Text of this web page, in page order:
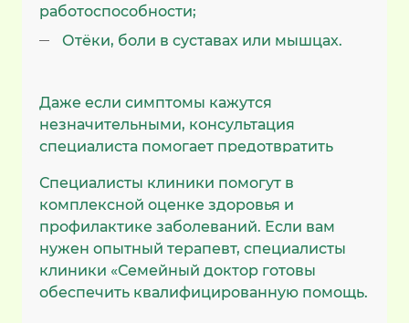
работоспособности;
Отёки, боли в суставах или мышцах.
Даже если симптомы кажутся
незначительными, консультация
специалиста помогает предотвратить
Специалисты клиники помогут в
комплексной оценке здоровья и
профилактике заболеваний. Если вам
нужен опытный терапевт, специалисты
клиники «Семейный доктор готовы
обеспечить квалифицированную помощь.